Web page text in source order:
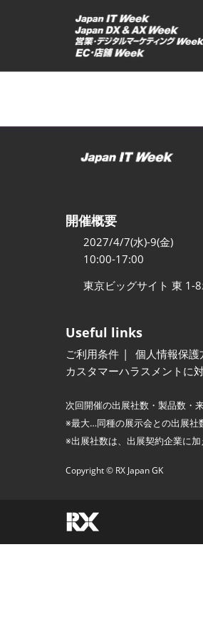
ッ
開催概要
2027/4/7(水)-9(金)
10:00-17:00
東京ビッグサイト 東 1-
Useful links
ご利用条件 個人情報保護
カスタマーハラスメントに
次回開催の出展社数・製品数・
※最大…同種の展示会との出展社
※出展社数は、出展契約企業に
Copyright © RX Japan GK